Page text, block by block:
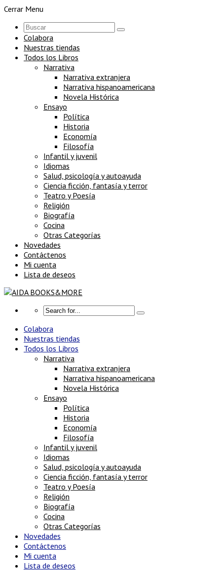
Cerrar Menu
Colabora
Nuestras tiendas
Todos los Libros
Narrativa
Narrativa extranjera
Narrativa hispanoamericana
Novela Histórica
Ensayo
Política
Historia
Economía
Filosofía
Infantil y juvenil
Idiomas
Salud, psicología y autoayuda
Ciencia ficción, fantasía y terror
Teatro y Poesía
Religión
Biografía
Cocina
Otras Categorías
Novedades
Contáctenos
Mi cuenta
Lista de deseos
Colabora
Nuestras tiendas
Todos los Libros
Narrativa
Narrativa extranjera
Narrativa hispanoamericana
Novela Histórica
Ensayo
Política
Historia
Economía
Filosofía
Infantil y juvenil
Idiomas
Salud, psicología y autoayuda
Ciencia ficción, fantasía y terror
Teatro y Poesía
Religión
Biografía
Cocina
Otras Categorías
Novedades
Contáctenos
Mi cuenta
Lista de deseos